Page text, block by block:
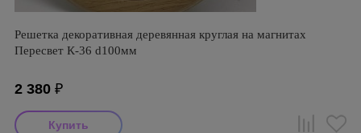
Решетка декоративная деревянная круглая на магнитах
Пересвет К-36 d100мм
2 380 ₽